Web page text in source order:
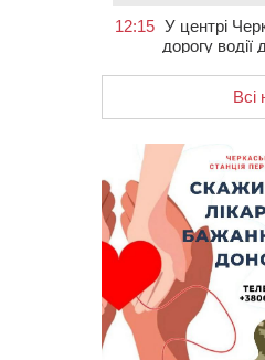
12:15 У центрі
дорогу водії
11:29 У Черкасах
обмежать
вулицях
10:54 На Черкащині
10:15
У Черкасах
спричинив
інший
09:42
підвищити
Всі